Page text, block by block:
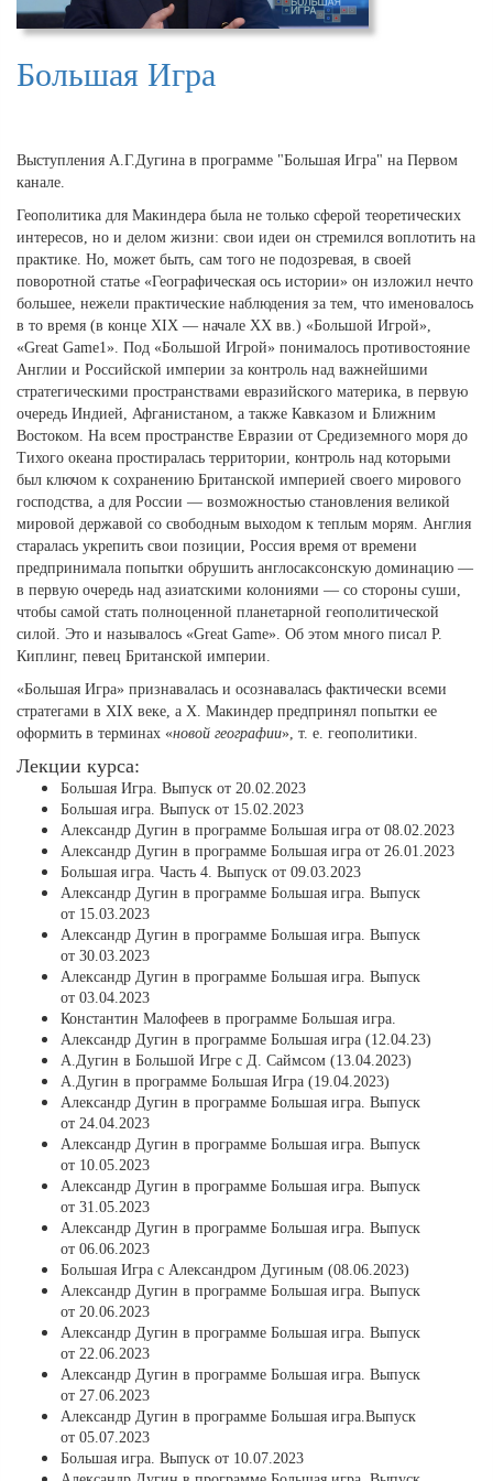
Большая Игра
Выступления А.Г.Дугина в программе "Большая Игра" на Первом
канале.
Геополитика для Макиндера была не только сферой теоретических
интересов, но и делом жизни: свои идеи он стремился воплотить на
практике. Но, может быть, сам того не подозревая, в своей
поворотной статье «Географическая ось истории» он изложил нечто
большее, нежели практические наблюдения за тем, что именовалось
в то время (в конце XIX — начале ХХ вв.) «Большой Игрой»,
«Great Game1». Под «Большой Игрой» понималось противостояние
Англии и Российской империи за контроль над важнейшими
стратегическими пространствами евразийского материка, в первую
очередь Индией, Афганистаном, а также Кавказом и Ближним
Востоком. На всем пространстве Евразии от Средиземного моря до
Тихого океана простиралась территории, контроль над которыми
был ключом к сохранению Британской империей своего мирового
господства, а для России — возможностью становления великой
мировой державой со свободным выходом к теплым морям. Англия
старалась укрепить свои позиции, Россия время от времени
предпринимала попытки обрушить англосаксонскую доминацию —
в первую очередь над азиатскими колониями — со стороны суши,
чтобы самой стать полноценной планетарной геополитической
силой. Это и называлось «Great Game». Об этом много писал Р.
Киплинг, певец Британской империи.
«Большая Игра» признавалась и осознавалась фактически всеми
стратегами в XIX веке, а Х. Макиндер предпринял попытки ее
оформить в терминах «новой географии», т. е. геополитики.
Лекции курса:
Большая Игра. Выпуск от 20.02.2023
Большая игра. Выпуск от 15.02.2023
Александр Дугин в программе Большая игра от 08.02.2023
Александр Дугин в программе Большая игра от 26.01.2023
Большая игра. Часть 4. Выпуск от 09.03.2023
Александр Дугин в программе Большая игра. Выпуск
от 15.03.2023
Александр Дугин в программе Большая игра. Выпуск
от 30.03.2023
Александр Дугин в программе Большая игра. Выпуск
от 03.04.2023
Константин Малофеев в программе Большая игра.
Александр Дугин в программе Большая игра (12.04.23)
А.Дугин в Большой Игре с Д. Саймсом (13.04.2023)
А.Дугин в программе Большая Игра (19.04.2023)
Александр Дугин в программе Большая игра. Выпуск
от 24.04.2023
Александр Дугин в программе Большая игра. Выпуск
от 10.05.2023
Александр Дугин в программе Большая игра. Выпуск
от 31.05.2023
Александр Дугин в программе Большая игра. Выпуск
от 06.06.2023
Большая Игра с Александром Дугиным (08.06.2023)
Александр Дугин в программе Большая игра. Выпуск
от 20.06.2023
Александр Дугин в программе Большая игра. Выпуск
от 22.06.2023
Александр Дугин в программе Большая игра. Выпуск
от 27.06.2023
Александр Дугин в программе Большая игра.Выпуск
от 05.07.2023
Большая игра. Выпуск от 10.07.2023